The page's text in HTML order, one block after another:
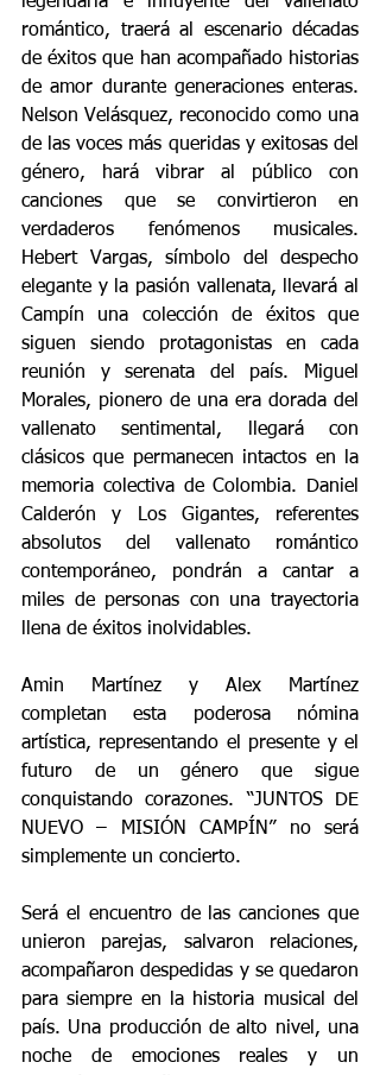
romántico, traerá al escenario décadas
de éxitos que han acompañado historias
de amor durante generaciones enteras.
Nelson Velásquez, reconocido como una
de las voces más queridas y exitosas del
género, hará vibrar al público con
canciones que se convirtieron en
verdaderos fenómenos musicales.
Hebert Vargas, símbolo del despecho
elegante y la pasión vallenata, llevará al
Campín una colección de éxitos que
siguen siendo protagonistas en cada
reunión y serenata del país. Miguel
Morales, pionero de una era dorada del
vallenato sentimental, llegará con
clásicos que permanecen intactos en la
memoria colectiva de Colombia. Daniel
Calderón y Los Gigantes, referentes
absolutos del vallenato romántico
contemporáneo, pondrán a cantar a
miles de personas con una trayectoria
llena de éxitos inolvidables.
Amin Martínez y Alex Martínez
completan esta poderosa nómina
artística, representando el presente y el
futuro de un género que sigue
conquistando corazones. “JUNTOS DE
NUEVO – MISIÓN CAMPÍN” no será
simplemente un concierto.
Será el encuentro de las canciones que
unieron parejas, salvaron relaciones,
acompañaron despedidas y se quedaron
para siempre en la historia musical del
país. Una producción de alto nivel, una
noche de emociones reales y un